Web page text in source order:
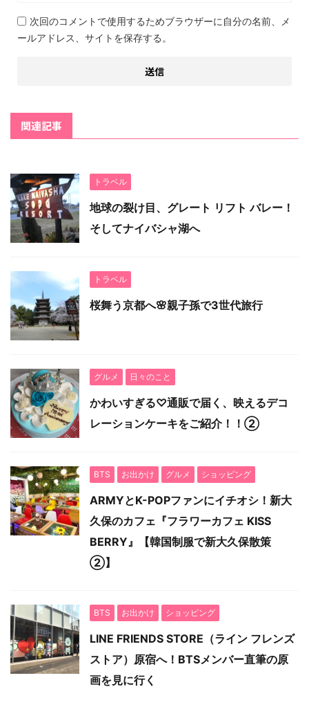
次回のコメントで使用するためブラウザーに自分の名前、メ
ールアドレス、サイトを保存する。
関連記事
トラベル
地球の裂け目、グレート リフト バレー！
そしてナイバシャ湖へ
トラベル
桜舞う京都へ🌸親子孫で3世代旅行
グルメ 日々のこと
かわいすぎる♡通販で届く、映えるデコ
レーションケーキをご紹介！！②
BTS お出かけ グルメ ショッピング
ARMYとK-POPファンにイチオシ！新大
久保のカフェ『フラワーカフェ KISS
BERRY』【韓国制服で新大久保散策
②】
BTS お出かけ ショッピング
LINE FRIENDS STORE（ライン フレンズ
ストア）原宿へ！BTSメンバー直筆の原
画を見に行く